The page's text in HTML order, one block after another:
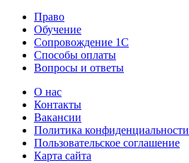
Право
Обучение
Сопровождение 1С
Способы оплаты
Вопросы и ответы
О нас
Контакты
Вакансии
Политика конфиденциальности
Пользовательское соглашение
Карта сайта